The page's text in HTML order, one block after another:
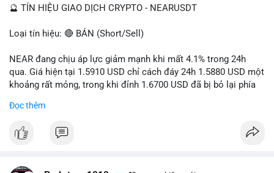
📰 Nguồn: Cointelegraph
🔮 TÍN HIỆU GIAO DỊCH CRYPTO - NEARUSDT
Loại tín hiệu: 🔴 BÁN (Short/Sell)
NEAR đang chịu áp lực giảm mạnh khi mất 4.1% trong 24h
qua. Giá hiện tại 1.5910 USD chỉ cách đáy 24h 1.5880 USD một
khoảng rất mỏng, trong khi đỉnh 1.6700 USD đã bị bỏ lại phía
kiểm soát hoàn toàn. Khối lượng giao dịch 10.29 triệu NEAR
tiếp diễn.
Đọc thêm